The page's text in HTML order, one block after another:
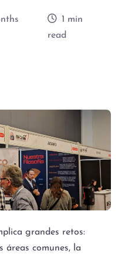
1 min
read
grandes retos:
áreas comunes, la